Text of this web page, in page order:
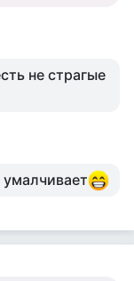
не страгые